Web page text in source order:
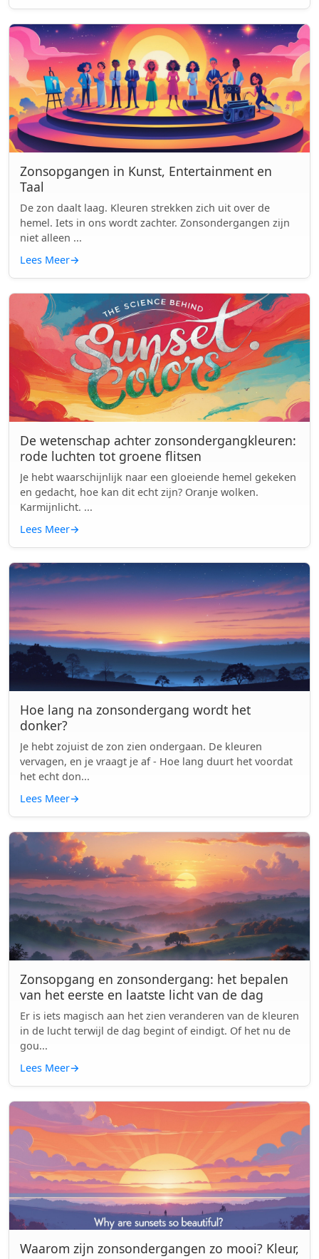
Zonsopgangen in Kunst, Entertainment en
Taal
De zon daalt laag. Kleuren strekken zich uit over de
hemel. Iets in ons wordt zachter. Zonsondergangen zijn
niet alleen ...
Lees Meer→
De wetenschap achter zonsondergangkleuren:
rode luchten tot groene flitsen
Je hebt waarschijnlijk naar een gloeiende hemel gekeken
en gedacht, hoe kan dit echt zijn? Oranje wolken.
Karmijnlicht. ...
Lees Meer→
Hoe lang na zonsondergang wordt het
donker?
Je hebt zojuist de zon zien ondergaan. De kleuren
vervagen, en je vraagt je af - Hoe lang duurt het voordat
het echt don...
Lees Meer→
Zonsopgang en zonsondergang: het bepalen
van het eerste en laatste licht van de dag
Er is iets magisch aan het zien veranderen van de kleuren
in de lucht terwijl de dag begint of eindigt. Of het nu de
gou...
Lees Meer→
Waarom zijn zonsondergangen zo mooi? Kleur,